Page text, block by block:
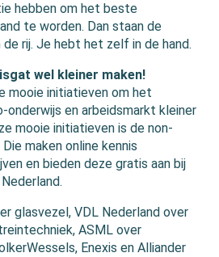
hebben om het beste
te worden. Dan staan de
rij. Je hebt het zelf in de hand.
wel kleiner maken!
mooie initiatieven om het
onderwijs en arbeidsmarkt kleiner
mooie initiatieven is de non-
maken online kennis
en bieden deze gratis aan bij
glasvezel, VDL Nederland over
ASML over
Enexis en Alliander